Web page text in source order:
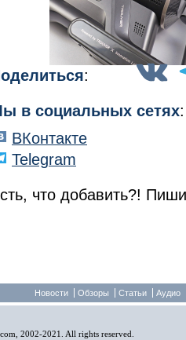
:
в социальных сетях:
ВКонтакте
Telegram
что добавить?!
Новости Обзоры Статьи Аудио
2002-2021. All rights reserved.